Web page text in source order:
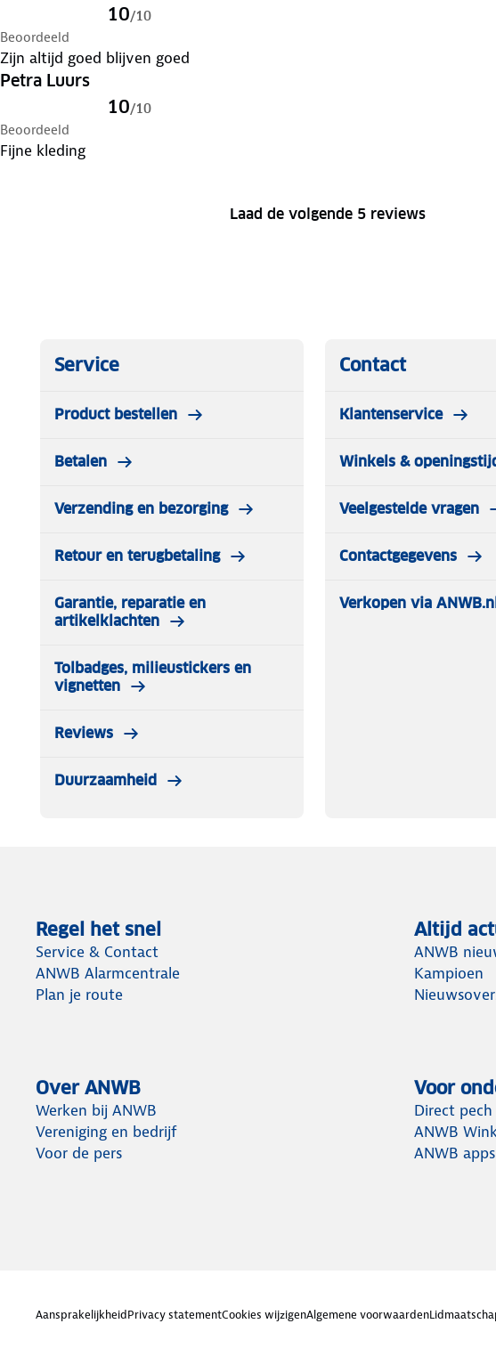
10/10
Beoordeeld
Zijn altijd goed blijven goed
Petra Luurs
10/10
Beoordeeld
Fijne kleding
Laad de volgende 5 reviews
Service
Product bestellen
Betalen
Verzending en bezorging
Retour en terugbetaling
Garantie, reparatie en
artikelklachten
Tolbadges, milieustickers en
vignetten
Reviews
Duurzaamheid
Contact
Klantenservice
Winkels &
Veelgestelde vragen
Contactgegevens
Verkopen via
Regel het snel
Service & Contact
ANWB Alarmcentrale
Plan je route
Altijd
ANWB
Kampioen
Over ANWB
Werken bij ANWB
Vereniging en bedrijf
Voor de pers
Voor
Direct
ANWB
ANWB apps
AansprakelijkheidPrivacy statementCookies wijzigenAlgemene voorwaarden